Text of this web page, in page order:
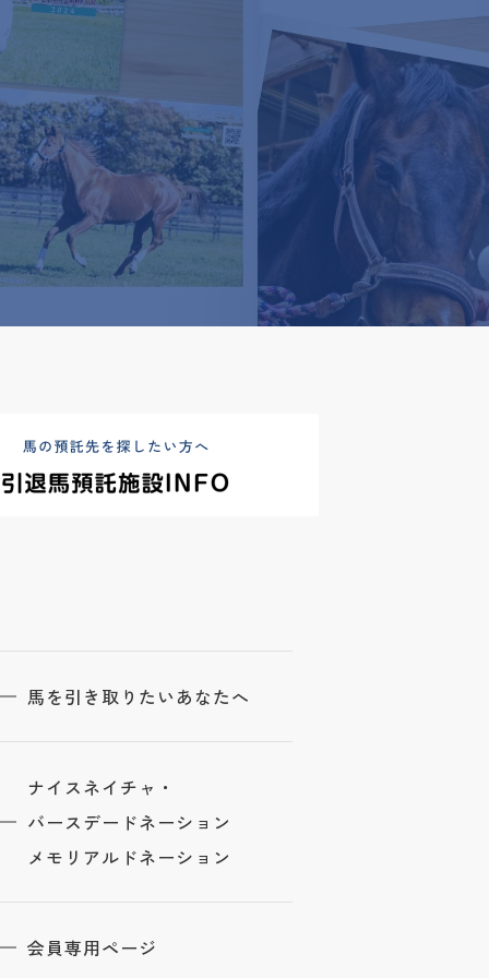
馬を引き取りたいあなたへ
ナイスネイチャ・
バースデードネーション
メモリアルドネーション
会員専用ページ